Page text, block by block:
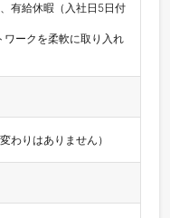
有給休暇（入社日5日付
ワークを柔軟に取り入れ
わりはありません）